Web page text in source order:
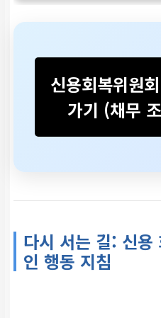
신용회복위원
가기 (채무
다시 서는 길: 신용
인 행동 지침